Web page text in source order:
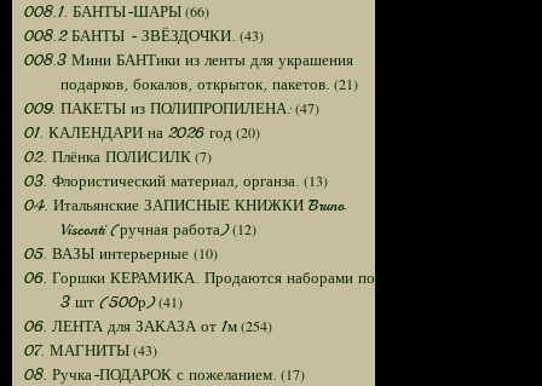
008.1. БАНТЫ-ШАРЫ(66)
008.2 БАНТЫ - ЗВЁЗДОЧКИ. (43)
008.3 Мини БАНТики из ленты для украшения
подарков, бокалов, открыток, пакетов. (21)
009. ПАКЕТЫ из ПОЛИПРОПИЛЕНА:(47)
01. КАЛЕНДАРИ на 2026 год (20)
02. Плёнка ПОЛИСИЛК(7)
03. Флористический материал, органза. (13)
04. Итальянские ЗАПИСНЫЕ КНИЖКИ Bruno
Visconti (ручная работа)(12)
05. ВАЗЫ интерьерные (10)
06. Горшки КЕРАМИКА. Продаются наборами по
3 шт (500р)(41)
06. ЛЕНТА для ЗАКАЗА от 1м(254)
07. МАГНИТЫ(43)
08. Ручка-ПОДАРОК с пожеланием. (17)